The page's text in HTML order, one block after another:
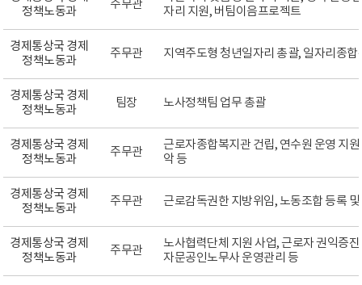
정책노동과
주무관
자리 지원, 버팀이음프로젝트
경제통상국 경제
정책노동과
주무관 지역주도형 청년일자리 총괄, 일자리종
경제통상국 경제
정책노동과
팀장 노사정책팀 업무 총괄
경제통상국 경제
정책노동과
주무관
근로자종합복지관 건립, 연수원 운영 지
악 등
경제통상국 경제
정책노동과
주무관 근로감독권한 지방위임, 노동조합 등록
경제통상국 경제
정책노동과
주무관
노사협력단체 지원 사업, 근로자 권익증
자문공인노무사 운영관리 등